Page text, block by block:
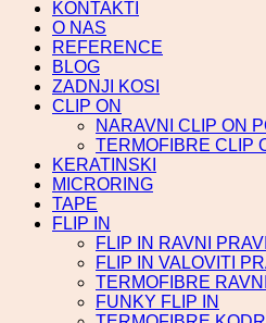
KONTAKTI
O NAS
REFERENCE
BLOG
ZADNJI KOSI
CLIP ON
NARAVNI CLIP ON
TERMOFIBRE CLIP
KERATINSKI
MICRORING
TAPE
FLIP IN
FLIP IN RAVNI
FLIP IN VALOVITI
TERMOFIBRE
FUNKY FLIP IN